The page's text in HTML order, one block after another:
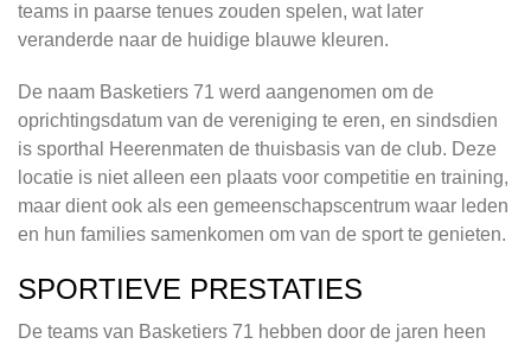
teams in paarse tenues zouden spelen, wat later
veranderde naar de huidige blauwe kleuren.
De naam Basketiers 71 werd aangenomen om de
oprichtingsdatum van de vereniging te eren, en sindsdien
is sporthal Heerenmaten de thuisbasis van de club. Deze
locatie is niet alleen een plaats voor competitie en training,
maar dient ook als een gemeenschapscentrum waar leden
en hun families samenkomen om van de sport te genieten.
SPORTIEVE PRESTATIES
De teams van Basketiers 71 hebben door de jaren heen